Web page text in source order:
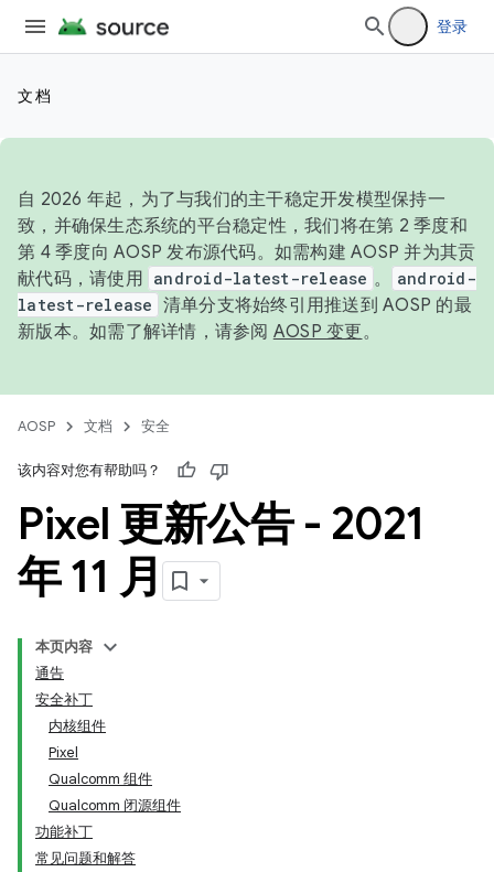
登录
文档
自 2026 年起，为了与我们的主干稳定开发模型保持一
致，并确保生态系统的平台稳定性，我们将在第 2 季度和
第 4 季度向 AOSP 发布源代码。如需构建 AOSP 并为其贡
献代码，请使用 android-latest-release 。
android-
latest-release 清单分支将始终引用推送到 AOSP 的最
新版本。如需了解详情，请参阅 AOSP 变更。
AOSP 文档 安全
该内容对您有帮助吗？
Pixel 更新公告 - 2021
年 11 月
本页内容
通告
安全补丁
内核组件
Pixel
Qualcomm 组件
Qualcomm 闭源组件
功能补丁
常见问题和解答